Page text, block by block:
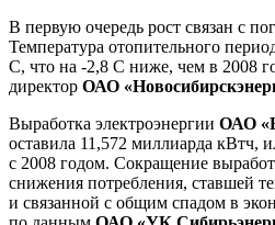
В первую очередь рост связан с
Температура отопительного
С, что на -2,8 С ниже, чем в 2008
директор ОАО
Выработка электроэнергии ОАО
оставила 11,572 миллиарда кВтч,
с 2008 годом. Сокращение
снижения потребления, ставшей
и связанной с общим спадом в